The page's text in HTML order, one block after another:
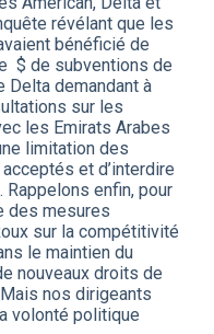
révélant que les
bénéficié de
$ de subventions de
Delta demandant à
sur les
les Emirats Arabes
limitation des
et d’interdire
Rappelons enfin, pour
des mesures
sur la compétitivité
le maintien du
nouveaux droits de
nos dirigeants
volonté politique